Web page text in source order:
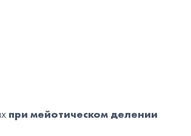
при мейотическом делении